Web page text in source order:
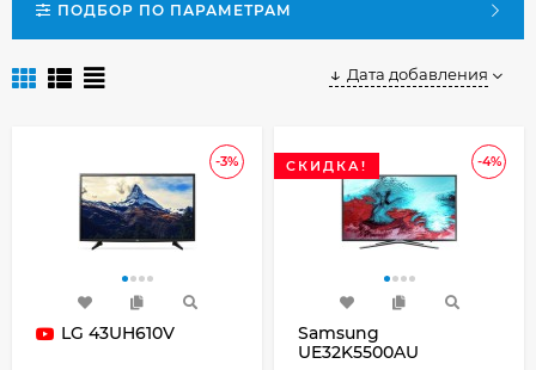
ПОДБОР ПО ПАРАМЕТРАМ
Дата добавления
-3%
LG 43UH610V
-4%
СКИДКА!
Samsung
UE32K5500AU